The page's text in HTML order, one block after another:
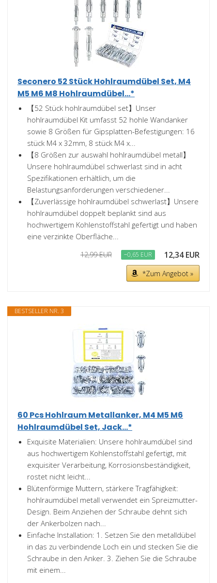
Seconero 52 Stück Hohlraumdübel Set, M4
M5 M6 M8 Hohlraumdübel...*
【52 Stück hohlraumdübel set】Unser
hohlraumdübel Kit umfasst 52 hohle Wandanker
sowie 8 Größen für Gipsplatten-Befestigungen: 16
stück M4 x 32mm, 8 stück M4 x...
【8 Größen zur auswahl hohlraumdübel metall】
Unsere hohlraumdübel schwerlast sind in acht
Spezifikationen erhältlich, um die
Belastungsanforderungen verschiedener...
【Zuverlässige hohlraumdübel schwerlast】Unsere
hohlraumdübel doppelt beplankt sind aus
hochwertigem Kohlenstoffstahl gefertigt und haben
eine verzinkte Oberfläche...
12,99 EUR −0,65 EUR 12,34 EUR
*Zum Angebot »
BESTSELLER NR. 3
60 Pcs Hohlraum Metallanker, M4 M5 M6
Hohlraumdübel Set, Jack...*
Exquisite Materialien: Unsere hohlraumdübel sind
aus hochwertigem Kohlenstoffstahl gefertigt, mit
exquisiter Verarbeitung, Korrosionsbeständigkeit,
rostet nicht leicht...
Blütenförmige Muttern, stärkere Tragfähigkeit:
hohlraumdübel metall verwendet ein Spreizmutter-
Design. Beim Anziehen der Schraube dehnt sich
der Ankerbolzen nach...
Einfache Installation: 1. Setzen Sie den metalldübel
in das zu verbindende Loch ein und stecken Sie die
Schraube in den Anker. 3. Ziehen Sie die Schraube
mit einem...